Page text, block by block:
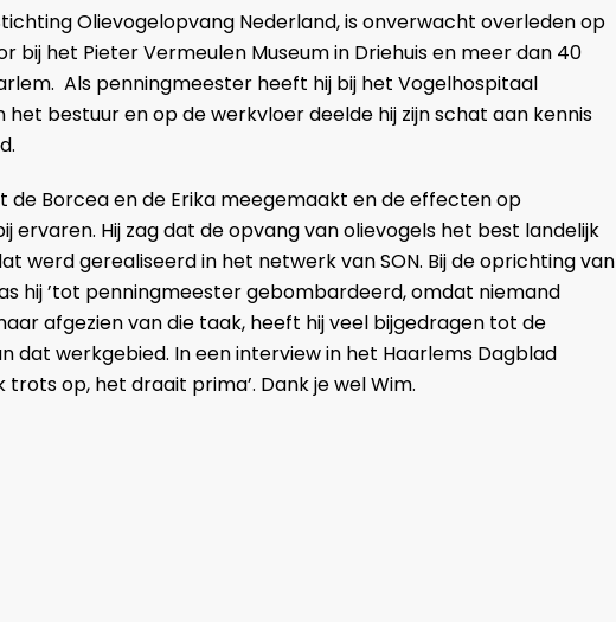
Olievogelopvang Nederland, is onverwacht overleden op
bij het Pieter Vermeulen Museum in Driehuis en meer dan 40
Als penningmeester heeft hij bij het Vogelhospitaal
bestuur en op de werkvloer deelde hij zijn schat aan kennis
de Borcea en de Erika meegemaakt en de effecten op
ervaren. Hij zag dat de opvang van olievogels het best landelijk
werd gerealiseerd in het netwerk van SON. Bij de oprichting van
hij ’tot penningmeester gebombardeerd, omdat niemand
afgezien van die taak, heeft hij veel bijgedragen tot de
dat werkgebied. In een interview in het Haarlems Dagblad
trots op, het draait prima’. Dank je wel Wim.